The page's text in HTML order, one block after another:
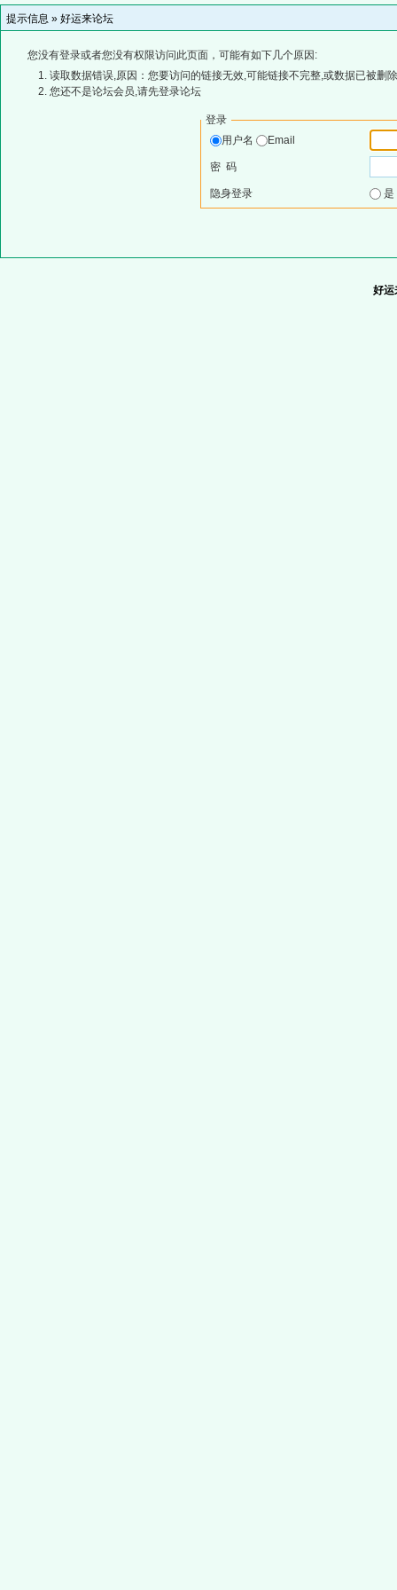
提示信息 » 好运来论坛
您没有登录或者您没有权限访问此页面，可能有如下几个原因:
读取数据错误,原因：您要访问的链接无效,可能链接不完整,或数据已被删
您还不是论坛会员,请先登录论坛
登录
用户名
Email
密 码
隐身登录
好